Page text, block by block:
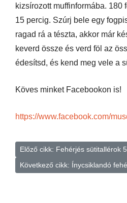
kizsírozott muffinformába. 180
15 percig. Szúrj bele egy
ragad rá a tészta, akkor már
keverd össze és verd föl az
édesítsd, és kend meg vele a
Köves minket Facebookon is!
https://www.facebook.com/
Előző cikk: Fehérjés sütitallérok
Következő cikk: Ínycsiklandó